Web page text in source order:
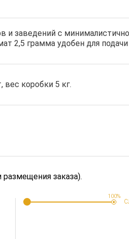
заведений с
грамма удобен для подачи
коробки 5 кг.
заказа).
100%